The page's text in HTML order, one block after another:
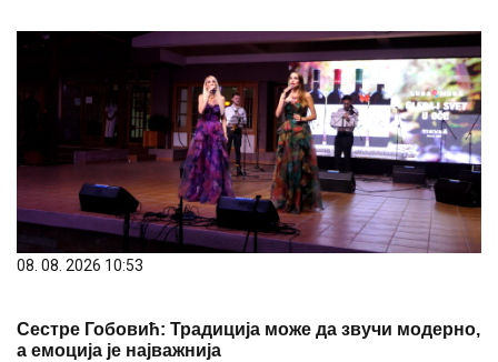
08. 08. 2026 10:53
Сестре Гобовић: Традиција може да звучи модерно,
а емоција је најважнија